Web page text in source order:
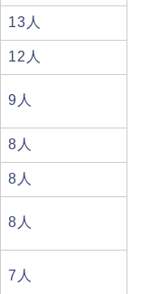
13人
12人
9人
8人
8人
8人
7人